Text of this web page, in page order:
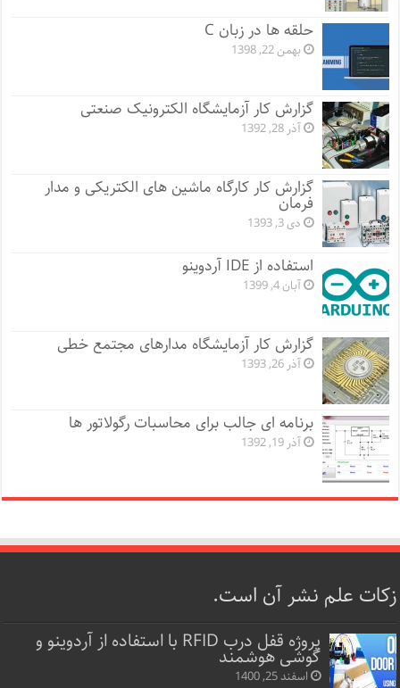
حلقه ها در زبان C
بهمن 22, 1398
گزارش کار آزمایشگاه الکترونیک صنعتی
آذر 28, 1392
گزارش کار کارگاه ماشین های الکتریکی و مدار
فرمان
دی 3, 1393
استفاده از IDE آردوینو
آبان 4, 1399
گزارش کار آزمایشگاه مدارهای مجتمع خطی
آذر 26, 1393
برنامه ای جالب برای محاسبات رگولاتور ها
آذر 19, 1392
زکات علم نشر آن است.
پروژه قفل‌ درب RFID با استفاده از آردوینو و
گوشی هوشمند
اسفند 25, 1400